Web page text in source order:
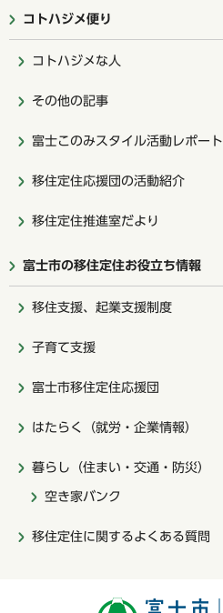
コトハジメ便り
コトハジメな人
その他の記事
富士このみスタイル活動レポート
移住定住応援団の活動紹介
移住定住推進室だより
富士市の移住定住お役立ち情報
移住支援、起業支援制度
子育て支援
富士市移住定住応援団
はたらく（就労・企業情報）
暮らし（住まい・交通・防災）
空き家バンク
移住定住に関するよくある質問